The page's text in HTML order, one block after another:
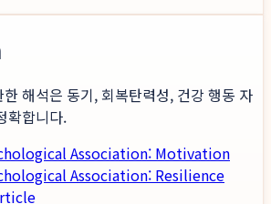
해석은 동기, 회복탄력성, 건강 행동 자
확합니다.
Association: Motivation
Association: Resilience